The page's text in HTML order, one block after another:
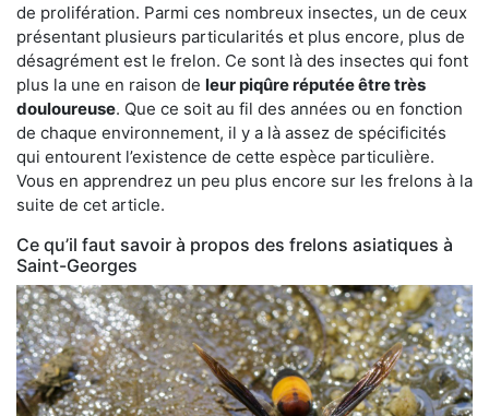
de prolifération. Parmi ces nombreux insectes, un de ceux
présentant plusieurs particularités et plus encore, plus de
désagrément est le frelon. Ce sont là des insectes qui font
plus la une en raison de leur piqûre réputée être très
douloureuse. Que ce soit au fil des années ou en fonction
de chaque environnement, il y a là assez de spécificités
qui entourent l’existence de cette espèce particulière.
Vous en apprendrez un peu plus encore sur les frelons à la
suite de cet article.
Ce qu’il faut savoir à propos des frelons asiatiques à
Saint-Georges